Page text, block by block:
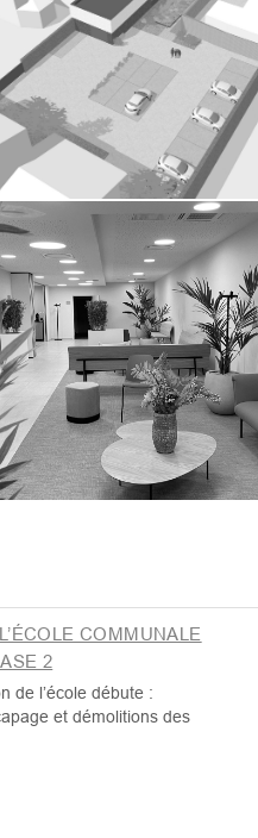
COMMUNALE
2
de l’école débute :
et démolitions des